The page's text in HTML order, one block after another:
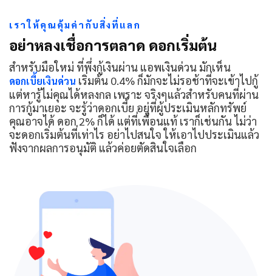
เราให้คุณคุ้มค่ากับสิ่งที่แลก
อย่าหลงเชื่อการตลาด ดอกเริ่มต้น
สำหรับมือใหม่ ที่พึ่งกู้เงินผ่าน แอพเงินด่วน มักเห็น
ดอกเบี้ยเงินด่วน เริ่มต้น 0.4% ก็มักจะไม่รอช้าที่จะเข้าไปกู้
แต่หารู้ไม่คุณได้หลงกล เพราะ จริงๆแล้วสำหรับคนที่ผ่าน
การกู้มาเยอะ จะรู้ว่าดอกเบี้ย อยู่ที่ผู้ประเมินหลักทรัพย์
คุณอาจได้ ดอก 2% ก็ได้ แต่ที่เพื่อนแท้ เราก็เช่นกัน ไม่ว่า
จะดอกเริ่มต้นที่เท่าไร อย่าไปสนใจ ให้เอาไปประเมินแล้ว
ฟังจากผลการอนุมัติ แล้วค่อยตัดสินใจเลือก